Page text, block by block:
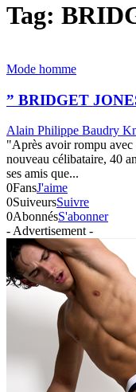
Tag:
Mode homme
” BRIDGET
Alain Philippe Baudry
"Après avoir rompu
nouveau célibataire, 40
ses amis que...
0FansJ'aime
0SuiveursSuivre
0AbonnésS'abonner
- Advertisement -